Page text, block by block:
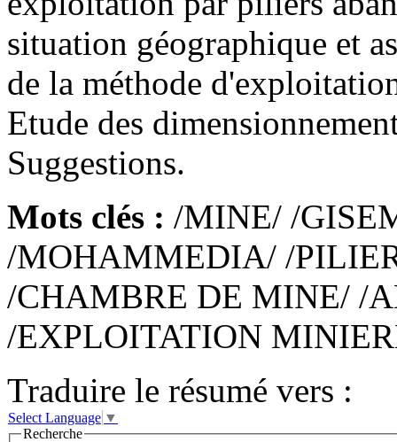
situation géographique et
de la méthode
Etude des
Suggestions.
Mots clés : /MINE/ /
/MOHAMMEDIA/ /
/CHAMBRE DE MINE/ /
/EXPLOITATION
Traduire le résumé vers :
Select Language ▼
Recherche